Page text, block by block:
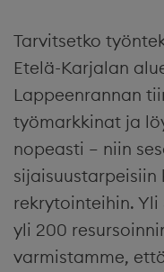
Tarvitsetko
Etelä-Karjalan
Lappeenrannan
työmarkkinat ja
nopeasti – niin
rekrytointeihin. Yli
yli 200
varmistamme,